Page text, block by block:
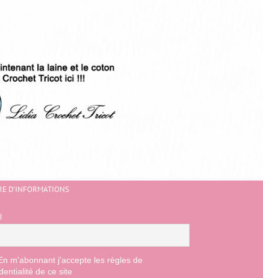
D’INFORMATIONS
m'abonnant j'accepte les règles de
de ce site